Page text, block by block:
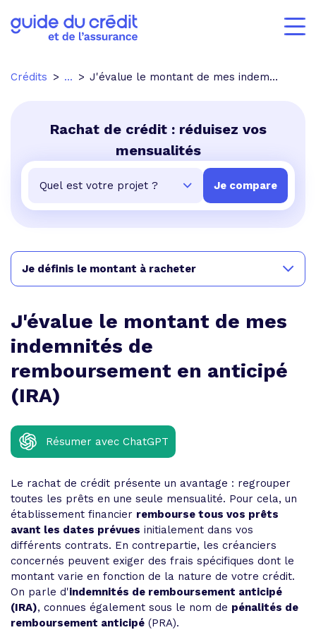
Crédits ... J'évalue le montant de mes indemnités de remboursement en anticipé (IRA)
Rachat de crédit : réduisez vos
mensualités
J'évalue le montant de mes
indemnités de
remboursement en anticipé
(IRA)
Résumer avec ChatGPT
Le rachat de crédit présente un avantage : regrouper
toutes les prêts en une seule mensualité. Pour cela, un
établissement financier rembourse tous vos prêts
avant les dates prévues initialement dans vos
différents contrats. En contrepartie, les créanciers
concernés peuvent exiger des frais spécifiques dont le
montant varie en fonction de la nature de votre crédit.
On parle d'indemnités de remboursement anticipé
(IRA), connues également sous le nom de pénalités de
remboursement anticipé (PRA).
Je définis le montant à racheter